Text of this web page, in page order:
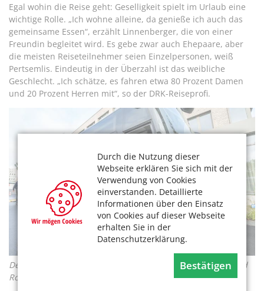
Durch die Nutzung dieser
Webseite erklären Sie sich mit der
Verwendung von Cookies
einverstanden. Detaillierte
Informationen über den Einsatz
von Cookies auf dieser Webseite
erhalten Sie in der
Datenschutzerklärung.
Bestätigen
Egal wohin die Reise geht: Geselligkeit spielt im Urlaub eine
wichtige Rolle. „Ich wohne alleine, da genieße ich auch das
gemeinsame Essen“, erzählt Linnenberger, die von einer
Freundin begleitet wird. Es gebe zwar auch Ehepaare, aber
die meisten Reiseteilnehmer seien Einzelpersonen, weiß
Pertsemlis. Eindeutig in der Überzahl ist das weibliche
Geschlecht. „Ich schätze, es fahren etwa 80 Prozent Damen
und 20 Prozent Herren mit“, so der DRK-Reiseprofi.
Der moderne Reisebus bietet genug Raum für Urlauber und
Rollstühle. Bei Ausflügen ist er immer dabei. Foto: Ben Horn